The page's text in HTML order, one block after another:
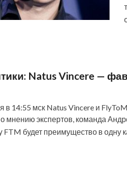
Natus Vincere —
в 14:55 мск Natus Vincere и
мнению экспертов, команда
FTM будет преимущество в одну